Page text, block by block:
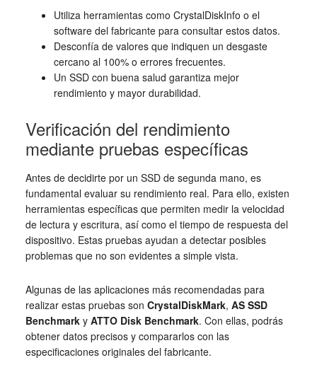
Utiliza herramientas como CrystalDiskInfo o el
software del fabricante para consultar estos datos.
Desconfía de valores que indiquen un desgaste
cercano al 100% o errores frecuentes.
Un SSD con buena salud garantiza mejor
rendimiento y mayor durabilidad.
Verificación del rendimiento
mediante pruebas específicas
Antes de decidirte por un SSD de segunda mano, es
fundamental evaluar su rendimiento real. Para ello, existen
herramientas específicas que permiten medir la velocidad
de lectura y escritura, así como el tiempo de respuesta del
dispositivo. Estas pruebas ayudan a detectar posibles
problemas que no son evidentes a simple vista.
Algunas de las aplicaciones más recomendadas para
realizar estas pruebas son CrystalDiskMark, AS SSD
Benchmarky ATTO Disk Benchmark. Con ellas, podrás
obtener datos precisos y compararlos con las
especificaciones originales del fabricante.